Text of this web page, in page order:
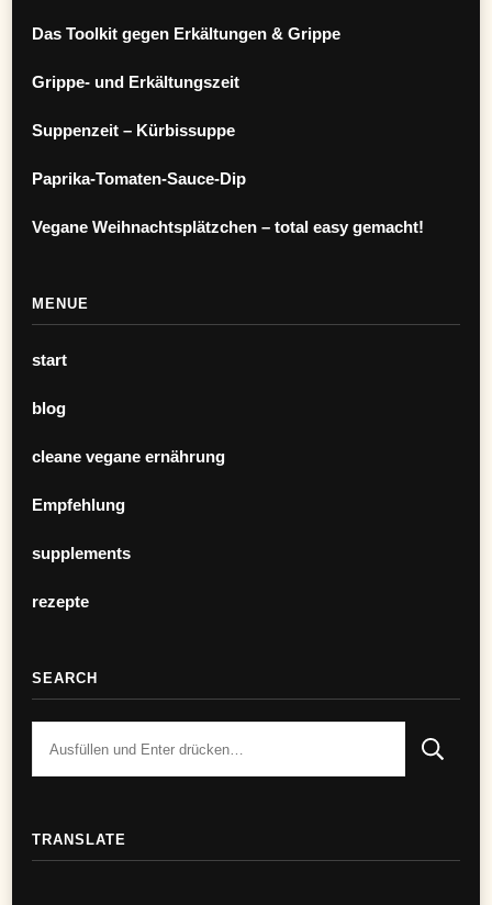
Das Toolkit gegen Erkältungen & Grippe
Grippe- und Erkältungszeit
Suppenzeit – Kürbissuppe
Paprika-Tomaten-Sauce-Dip
Vegane Weihnachtsplätzchen – total easy gemacht!
MENUE
start
blog
cleane vegane ernährung
Empfehlung
supplements
rezepte
SEARCH
TRANSLATE